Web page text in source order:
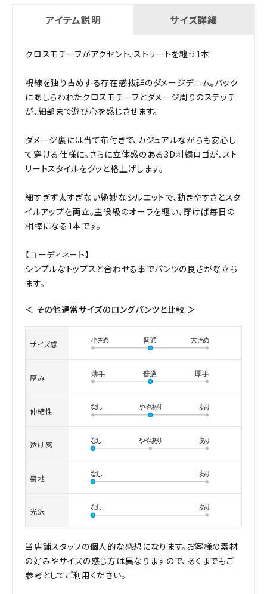
アイテム説明 サイズ詳細
クロスモチーフがアクセント、ストリートを纏う1本
視線を独り占めする存在感抜群のダメージデニム。バック
にあしらわれたクロスモチーフとダメージ周りのステッチ
が、細部まで遊び心を感じさせます。
ダメージ裏には当て布付きで、カジュアルながらも安心し
て穿ける仕様に。さらに立体感のある3D刺繍ロゴが、スト
リートスタイルをグッと格上げします。
細すぎず太すぎない絶妙なシルエットで、動きやすさとスタ
イルアップを両立。主役級のオーラを纏い、穿けば毎日の
相棒になる1本です。
【コーディネート】
シンプルなトップスと合わせる事でパンツの良さが際立ち
ます。
＜ その他通常サイズのロングパンツと比較 ＞
サイズ感
厚み
伸縮性
透け感
裏地
光沢
当店舗スタッフの個人的な感想になります。お客様の素材
の好みやサイズの感じ方は異なりますので、あくまでもご
参考としてご利用ください。